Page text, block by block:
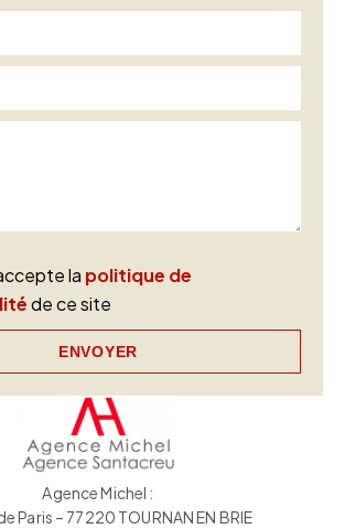
la politique de
de ce site
ENVOYER
Agence Michel :
Paris – 77220 TOURNAN EN BRIE